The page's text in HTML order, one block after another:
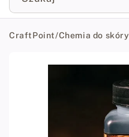
CraftPoint/Chemia do skóry